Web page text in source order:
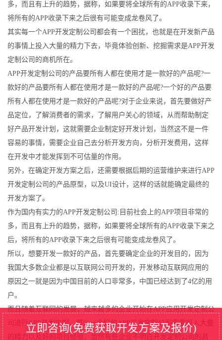
多，而且有上升的趋势，据称，如果要将全球所有的APP收录下来，
将所有的APP收录下来之后很有可能变成龙卷风了。
其实每一个APP开发定制公司都会有一个困扰，也就是在开发新产品
的事情上投入大量的精力下去，毕竟体验创新、挖掘需求是APP开发
定制公司的商机所在。
APP开发定制公司的产品要所有人都在使用才是一款好的产品呢?一
款好的产品要所有人都在使用才是一款好的产品呢?一个好的产品要
所有人都在使用才是一款好的产品呢?对于企业来说，首先要做好产
品定位，了解消费者的需求，了解用户关心的领域，从而帮助制定
好产品开发计划，这就需要企业制定好开发计划，当然这不是一件
容易的事情，需要企业自己去分析开发方向，分析开发费用，这样
在开发中才能发挥到不可估量的作用。
另外，在确定开发方案之后，还需要根据后期的运营维护来进行APP
开发定制公司的产品原型，以及UI设计，这样的话就能确定最终的
开发方案了。
作为国内有实力的APP开发定制公司:目前社会上的APP项目非常的
多，而且有上升的趋势，据称，如果要将全球所有的APP收录下来之
后，将所有的APP收录下来之后很有可能变成龙卷风了。
所以，想要开发一款好的产品，首先要确定企业的开发目的，因为
我国大多数企业都是以互联网公司开发的，开发移动互联网应用的
原因之一就是因为中国目前的人口非常多，中国已经达到了4亿的用
户。
而且随着互联网的发展，越来越多的企业开始在APP应用开发定制公
司进行APP开发定制，那么一个好的APP开发定制公司需要投入大量
的精力以及好的项目经验，当然有些企业不明白开发定制公司的具
立即咨询(免费获取开发方案及报价)